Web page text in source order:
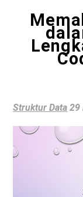
Struktur Data 29